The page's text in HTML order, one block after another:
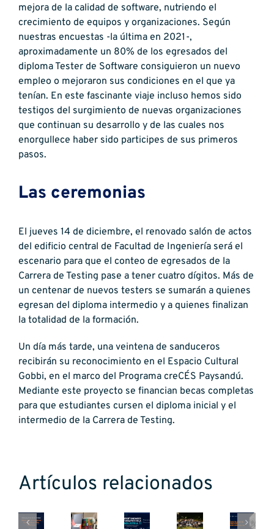
mejora de la calidad de software, nutriendo el
crecimiento de equipos y organizaciones. Según
nuestras encuestas -la última en 2021-,
aproximadamente un 80% de los egresados del
diploma Tester de Software consiguieron un nuevo
empleo o mejoraron sus condiciones en el que ya
tenían. En este fascinante viaje incluso hemos sido
testigos del surgimiento de nuevas organizaciones
que continuan su desarrollo y de las cuales nos
enorgullece haber sido participes de sus primeros
pasos.
Las ceremonias
El jueves 14 de diciembre, el renovado salón de actos
del edificio central de Facultad de Ingeniería será el
escenario para que el conteo de egresados de la
Carrera de Testing pase a tener cuatro dígitos. Más de
un centenar de nuevos testers se sumarán a quienes
egresan del diploma intermedio y a quienes finalizan
la totalidad de la formación.
Un día más tarde, una veintena de sanduceros
recibirán su reconocimiento en el Espacio Cultural
Gobbi, en el marco del Programa creCÉS Paysandú.
Mediante este proyecto se financian becas completas
para que estudiantes cursen el diploma inicial y el
intermedio de la Carrera de Testing.
Artículos relacionados
Becas
CPA
Una
jornada
tecnología
y
de años